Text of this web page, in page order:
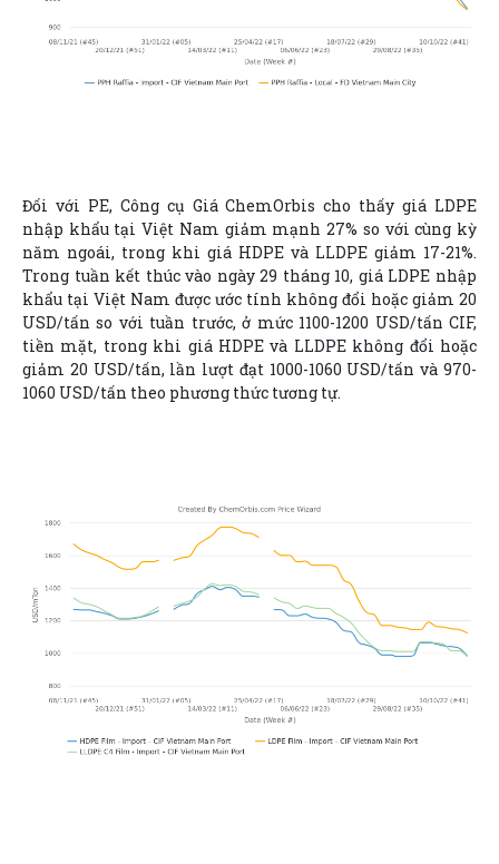
Đối với PE, Công cụ Giá ChemOrbis cho thấy giá LDPE
nhập khẩu tại Việt Nam giảm mạnh 27% so với cùng kỳ
năm ngoái, trong khi giá HDPE và LLDPE giảm 17-21%.
Trong tuần kết thúc vào ngày 29 tháng 10, giá LDPE nhập
khẩu tại Việt Nam được ước tính không đổi hoặc giảm 20
USD/tấn so với tuần trước, ở mức 1100-1200 USD/tấn CIF,
tiền mặt, trong khi giá HDPE và LLDPE không đổi hoặc
giảm 20 USD/tấn, lần lượt đạt 1000-1060 USD/tấn và 970-
1060 USD/tấn theo phương thức tương tự.